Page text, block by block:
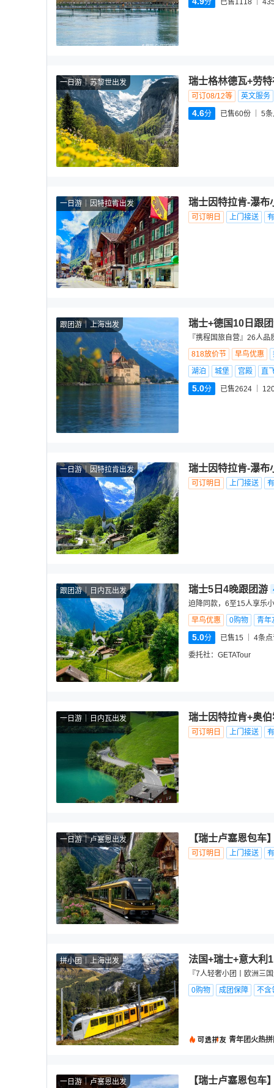
分 已售1118
一日游 苏黎世出发 瑞士格林德瓦+劳
可订08/12等 英文服务
4.6分 已售60份 5
一日游 因特拉肯出发 瑞士因特拉肯-瀑布
可订明日 上门接送
跟团游 上海出发 瑞士+德国10日跟
『携程国旅自营』26人
818放价节
早鸟优惠
湖泊
城堡 宫殿 直
5.0分 已售2624
一日游 因特拉肯出发 瑞士因特拉肯-瀑布
可订明日 上门接送
跟团游 日内瓦出发 瑞士5日4晚跟团游
迫降同款，6至15人享乐
早鸟优惠
0购物 青年
5.0分 已售15 4条
委托社： GETATour
一日游 日内瓦出发 瑞士因特拉肯+奥
可订明日 上门接送
一日游 卢塞恩出发 【瑞士卢塞恩包车
可订明日 上门接送
拼小团 上海出发 法国+瑞士+意大利
『7人轻奢小团丨欧洲三
0购物
成团保障 不含
青年团火热
一日游 卢塞恩出发 【瑞士卢塞恩包车